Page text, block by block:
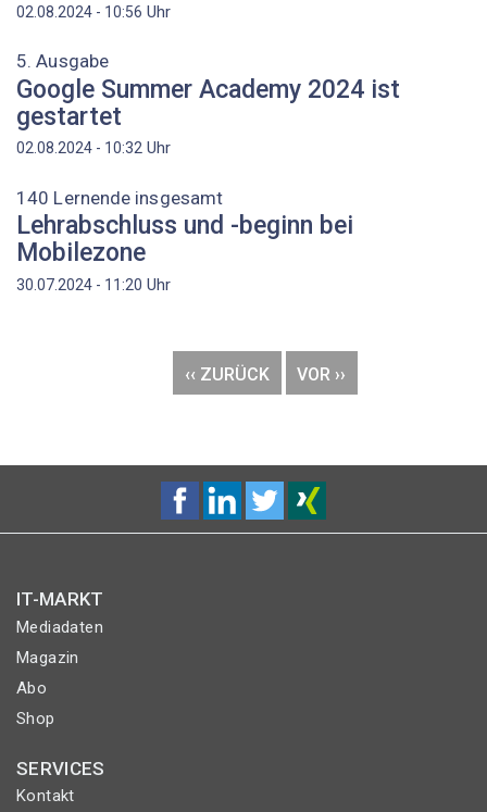
02.08.2024 - 10:56 Uhr
5. Ausgabe
Google Summer Academy 2024 ist
gestartet
02.08.2024 - 10:32 Uhr
140 Lernende insgesamt
Lehrabschluss und -beginn bei
Mobilezone
30.07.2024 - 11:20 Uhr
VORHERIGE
SEITE
‹‹ ZURÜCK
NÄCHSTE
SEITE
VOR ››
IT-MARKT
Mediadaten
Magazin
Abo
Shop
SERVICES
Kontakt